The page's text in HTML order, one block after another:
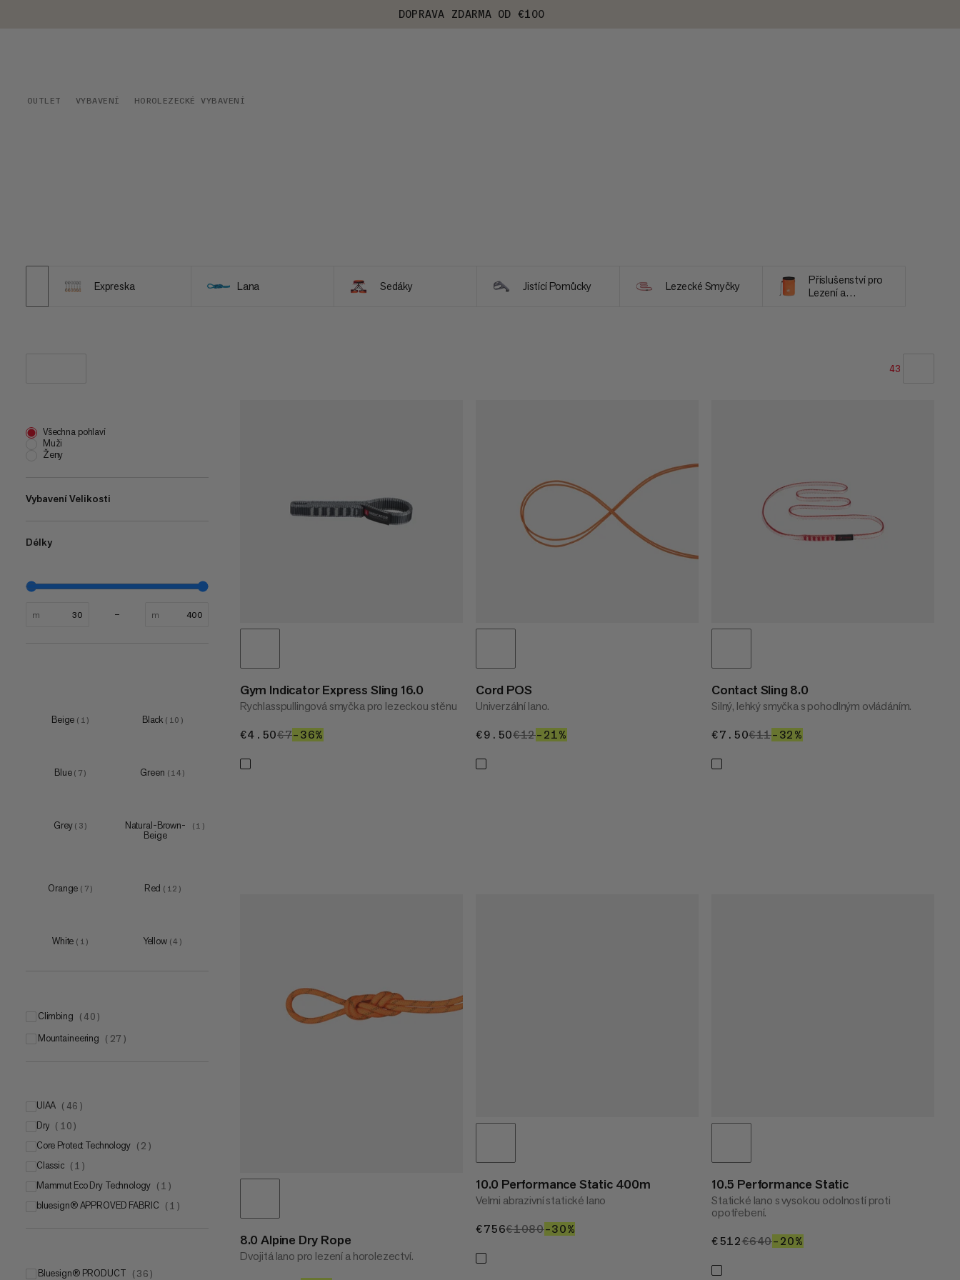
DOPRAVA ZDARMA OD €100
OUTLET VYBAVENÍ HOROLEZECKÉ VYBAVENÍ
Expreska Lana Sedáky Jistící Pomůcky Lezecké Smyčky
Příslušenství pro
Lezení a
43
CO JE NOVÉHO
OHODNOCENÍ
Všechna pohlaví
Muži
Ženy
Vybavení Velikosti
one size
30 cm (1)
1 )
Délky
m m
Beige ( 1 ) Black ( 10 )
Blue ( 7 ) Green ( 14 )
Grey ( 3 )
Natural-Brown-
Beige
( 1 )
Orange ( 7 ) Red ( 12 )
White ( 1 ) Yellow (4 )
climbing ( 40 )
mountaineering ( 27 )
UIAA ( 46 )
UIAA
UIAA Water Repellent ( 10
Dry ( 10 )
Core Protect Technology ( 2 )
Classic ( 1 )
Mammut Eco Dry Technology ( 1 )
bluesign® APPROVED FABRIC ( 1 )
bluesign® PRODUCT ( 36 )
Gym Indicator Express Sling 16.0
Rychlasspullingová smyčka pro lezeckou stěnu
€4.50€4.50
€7€7
–36%
Cord POS
Univerzální lano.
€9.50€9.50
€12€12
–21%
Contact Sling 8.0
Silný, lehký smyčka s pohodlným ovládáním.
€7.50€7.50
€11€11
–32%
8.0 Alpine Dry Rope
Dvojitá lano pro lezení a horolezectví.
10.0 Performance Static 400m
Velmi abrazivní statické lano
€756€756
€1080€1080
–30%
10.5 Performance Static
Statické lano s vysokou odolností proti
opotřebení.
€512€512
€640€640
–20%